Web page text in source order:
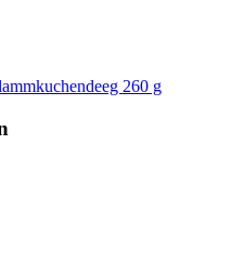
260 g